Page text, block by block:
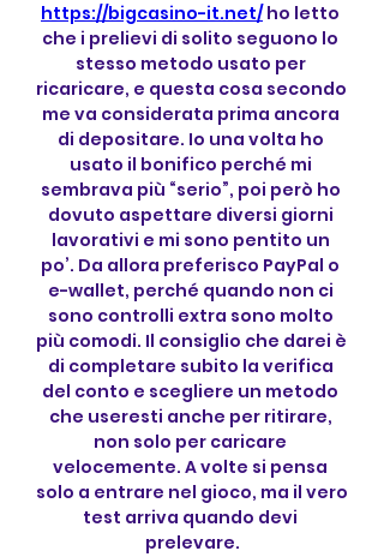
https://bigcasino-it.net/ ho letto
che i prelievi di solito seguono lo
stesso metodo usato per
ricaricare, e questa cosa secondo
me va considerata prima ancora
di depositare. Io una volta ho
usato il bonifico perché mi
sembrava più “serio”, poi però ho
dovuto aspettare diversi giorni
lavorativi e mi sono pentito un
po’. Da allora preferisco PayPal o
e-wallet, perché quando non ci
sono controlli extra sono molto
più comodi. Il consiglio che darei è
di completare subito la verifica
del conto e scegliere un metodo
che useresti anche per ritirare,
non solo per caricare
velocemente. A volte si pensa
solo a entrare nel gioco, ma il vero
test arriva quando devi
prelevare.